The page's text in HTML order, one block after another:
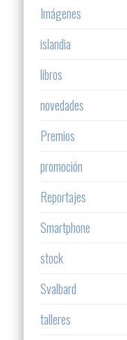
Imágenes
islandia
libros
novedades
Premios
promoción
Reportajes
Smartphone
stock
Svalbard
talleres